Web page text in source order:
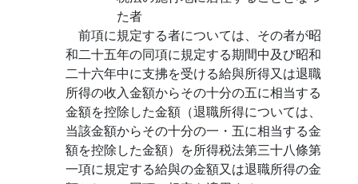
た者
前項に規定する者については、その者が昭
和二十五年の同項に規定する期間中及び昭和
二十六年中に支拂を受ける給與所得又は退職
所得の收入金額からその十分の五に相当する
金額を控除した金額（退職所得については、
当該金額からその十分の一・五に相当する金
額を控除した金額）を所得税法第三十八條第
一項に規定する給與の金額又は退職所得の金